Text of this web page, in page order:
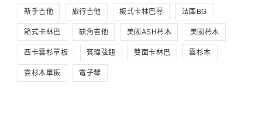
新手吉他 旅行吉他 板式卡林巴琴 法國BG
箱式卡林巴 缺角吉他 美國ASH梣木 美國梣木
西卡雲杉單板 賓瑋弦鈕 雙面卡林巴 雲杉木
雲杉木單板 電子琴